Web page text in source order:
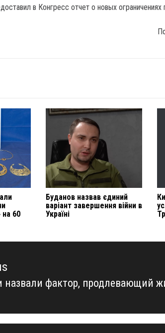
в Конгресс отчет о новых ограничениях
на 60
Буданов назвав єдиний
варіант завершення війни в
Україні
назвали фактор, продлевающий